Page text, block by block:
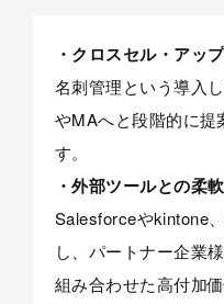
・クロスセル・アッ
名刺管理という導入
やMAへと段階的に提
す。
・外部ツールとの柔
Salesforceやkintone
し、パートナー企業
組み合わせた高付加